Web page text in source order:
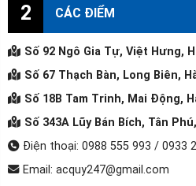
2 CÁC ĐIỂM
Số 92 Ngô Gia Tự, Việt Hưng,
Số 67 Thạch Bàn, Long Biên,
Số 18B Tam Trinh, Mai Động,
Số 343A Lũy Bán Bích, Tân
Điện thoại: 0988 555 993 / 0933
Email: acquy247@gmail.com